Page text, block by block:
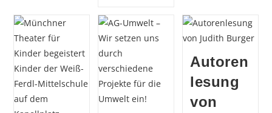
„Voll
2020
Zeit
Autoren
lesung
von